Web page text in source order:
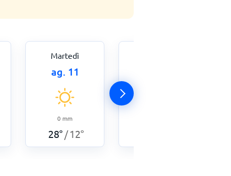
Martedì
ag. 11
0 mm
28° / 12°